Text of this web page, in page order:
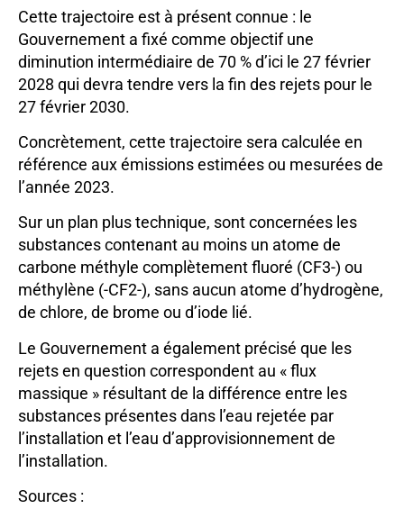
Cette trajectoire est à présent connue : le
Gouvernement a fixé comme objectif une
diminution intermédiaire de 70 % d’ici le 27 février
2028 qui devra tendre vers la fin des rejets pour le
27 février 2030.
Concrètement, cette trajectoire sera calculée en
référence aux émissions estimées ou mesurées de
l’année 2023.
Sur un plan plus technique, sont concernées les
substances contenant au moins un atome de
carbone méthyle complètement fluoré (CF3-) ou
méthylène (-CF2-), sans aucun atome d’hydrogène,
de chlore, de brome ou d’iode lié.
Le Gouvernement a également précisé que les
rejets en question correspondent au « flux
massique » résultant de la différence entre les
substances présentes dans l’eau rejetée par
l’installation et l’eau d’approvisionnement de
l’installation.
Sources :